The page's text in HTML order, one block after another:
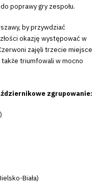
poprawy gry zespołu.
by przywdziać
okazję występować w
zajęli trzecie miejsce
także triumfowali w mocno
zgrupowanie:
Biała)